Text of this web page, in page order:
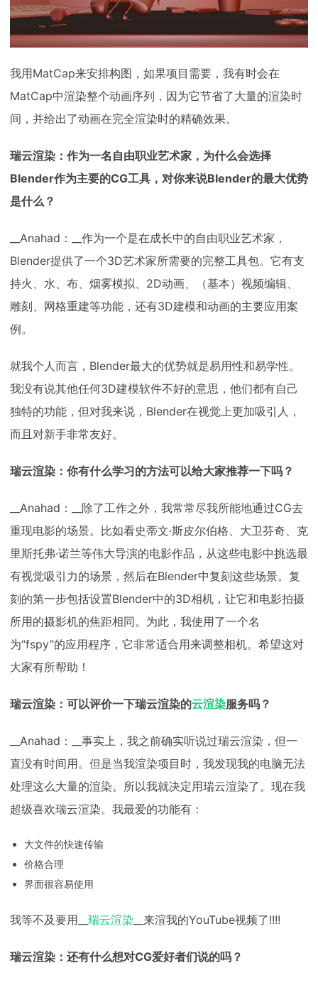
我用MatCap来安排构图，如果项目需要，我有时会在
MatCap中渲染整个动画序列，因为它节省了大量的渲染时
间，并给出了动画在完全渲染时的精确效果。
瑞云渲染：作为一名自由职业艺术家，为什么会选择
Blender作为主要的CG工具，对你来说Blender的最大优势
是什么？
__Anahad：__作为一个是在成长中的自由职业艺术家，
Blender提供了一个3D艺术家所需要的完整工具包。它有支
持火、水、布、烟雾模拟、2D动画、（基本）视频编辑、
雕刻、网格重建等功能，还有3D建模和动画的主要应用案
例。
就我个人而言，Blender最大的优势就是易用性和易学性。
我没有说其他任何3D建模软件不好的意思，他们都有自己
独特的功能，但对我来说，Blender在视觉上更加吸引人，
而且对新手非常友好。
瑞云渲染：你有什么学习的方法可以给大家推荐一下吗？
__Anahad：__除了工作之外，我常常尽我所能地通过CG去
重现电影的场景。比如看史蒂文·斯皮尔伯格、大卫芬奇、克
里斯托弗·诺兰等伟大导演的电影作品，从这些电影中挑选最
有视觉吸引力的场景，然后在Blender中复刻这些场景。复
刻的第一步包括设置Blender中的3D相机，让它和电影拍摄
所用的摄影机的焦距相同。为此，我使用了一个名
为“fspy”的应用程序，它非常适合用来调整相机。希望这对
大家有所帮助！
瑞云渲染：可以评价一下瑞云渲染的云渲染服务吗？
__Anahad：__事实上，我之前确实听说过瑞云渲染，但一
直没有时间用。但是当我渲染项目时，我发现我的电脑无法
处理这么大量的渲染。所以我就决定用瑞云渲染了。现在我
超级喜欢瑞云渲染。我最爱的功能有：
大文件的快速传输
价格合理
界面很容易使用
我等不及要用__ 瑞云渲染 __来渲我的YouTube视频了!!!!
瑞云渲染：还有什么想对CG爱好者们说的吗？